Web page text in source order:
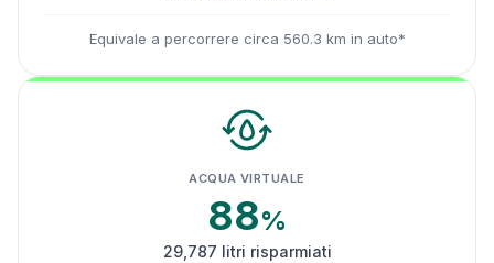
Equivale a percorrere circa 560.3 km in auto*
ACQUA VIRTUALE
88%
29,787 litri risparmiati